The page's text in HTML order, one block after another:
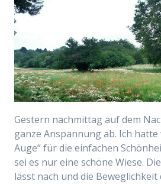
Gestern nachmittag auf dem
ganze Anspannung ab. Ich
Auge“ für die einfachen
sei es nur eine schöne Wiese.
lässt nach und die